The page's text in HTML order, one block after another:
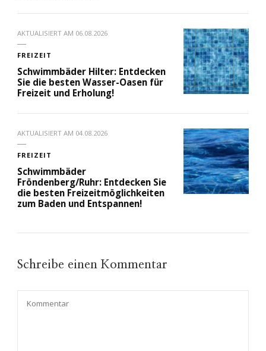
AKTUALISIERT AM 06.08.2026
FREIZEIT
Schwimmbäder Hilter: Entdecken
Sie die besten Wasser-Oasen für
Freizeit und Erholung!
AKTUALISIERT AM 04.08.2026
FREIZEIT
Schwimmbäder
Fröndenberg/Ruhr: Entdecken Sie
die besten Freizeitmöglichkeiten
zum Baden und Entspannen!
Schreibe einen Kommentar